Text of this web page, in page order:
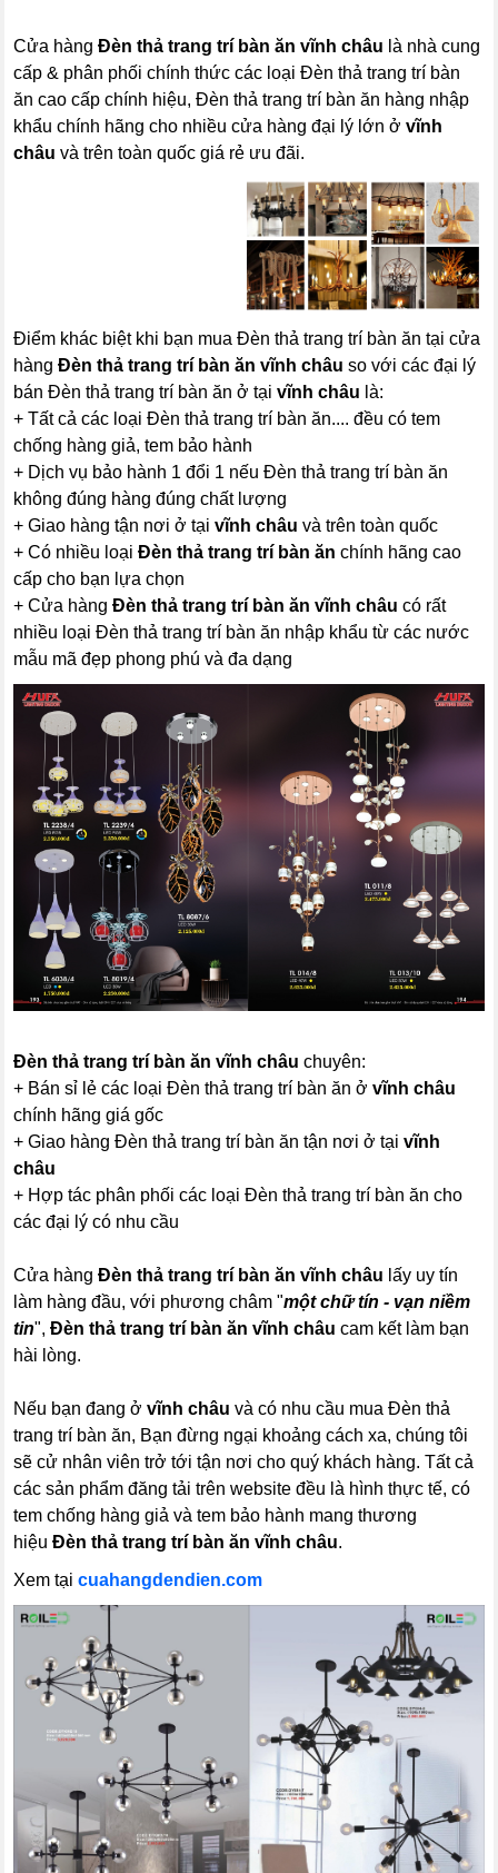
Cửa hàngĐèn thả trang trí bàn ănvĩnh châu là nhà cung
cấp & phân phối chính thức các loại Đèn thả trang trí bàn
ăn cao cấp chính hiệu, Đèn thả trang trí bàn ăn hàng nhập
khẩu chính hãng cho nhiều cửa hàng đại lý lớn ởvĩnh
châu và trên toàn quốc giá rẻ ưu đãi.
Điểm khác biệt khi bạn mua Đèn thả trang trí bàn ăn tại cửa
hàngĐèn thả trang trí bàn ănvĩnh châu so với các đại lý
bán Đèn thả trang trí bàn ăn ở tạivĩnh châu là:
+ Tất cả các loại Đèn thả trang trí bàn ăn.... đều có tem
chống hàng giả, tem bảo hành
+ Dịch vụ bảo hành 1 đổi 1 nếu Đèn thả trang trí bàn ăn
không đúng hàng đúng chất lượng
+ Giao hàng tận nơi ở tạivĩnh châu và trên toàn quốc
+ Có nhiều loạiĐèn thả trang trí bàn ăn chính hãng cao
cấp cho bạn lựa chọn
+ Cửa hàngĐèn thả trang trí bàn ănvĩnh châu có rất
nhiều loại Đèn thả trang trí bàn ăn nhập khẩu từ các nước
mẫu mã đẹp phong phú và đa dạng
Đèn thả trang trí bàn ănvĩnh châu chuyên:
+ Bán sỉ lẻ các loại Đèn thả trang trí bàn ăn ởvĩnh châu
chính hãng giá gốc
+ Giao hàng Đèn thả trang trí bàn ăn tận nơi ở tạivĩnh
châu
+ Hợp tác phân phối các loại Đèn thả trang trí bàn ăn cho
các đại lý có nhu cầu
Cửa hàngĐèn thả trang trí bàn ănvĩnh châu lấy uy tín
làm hàng đầu, với phương châm "một chữ tín - vạn niềm
tin",Đèn thả trang trí bàn ănvĩnh châucam kết làm bạn
hài lòng.
Nếu bạn đang ởvĩnh châu và có nhu cầu mua Đèn thả
trang trí bàn ăn, Bạn đừng ngại khoảng cách xa, chúng tôi
sẽ cử nhân viên trở tới tận nơi cho quý khách hàng. Tất cả
các sản phẩm đăng tải trên website đều là hình thực tế, có
tem chống hàng giả và tem bảo hành mang thương
hiệuĐèn thả trang trí bàn ănvĩnh châu.
Xem tạicuahangdendien.com